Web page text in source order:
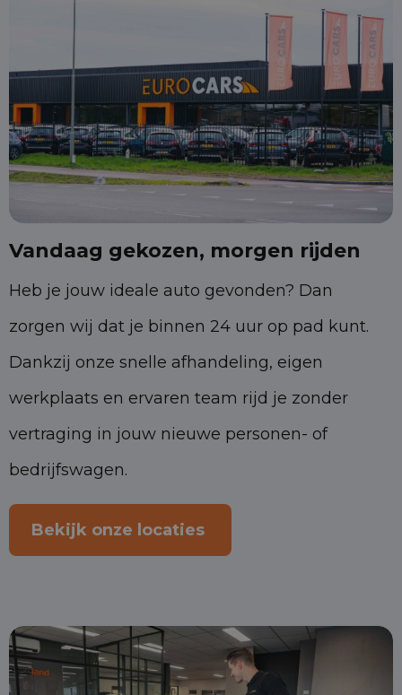
Vandaag gekozen, morgen rijden
Heb je jouw ideale auto gevonden? Dan
zorgen wij dat je binnen 24 uur op pad kunt.
Dankzij onze snelle afhandeling, eigen
werkplaats en ervaren team rijd je zonder
vertraging in jouw nieuwe personen- of
bedrijfswagen.
Bekijk onze locaties